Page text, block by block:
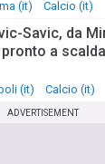
(it) Calcio (it)
Savic, da
a
(it) Calcio (it)
ADVERTISEMENT